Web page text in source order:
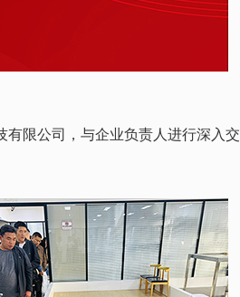
限公司，与企业负责人进行深入